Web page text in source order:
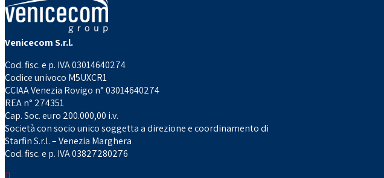
Venicecom S.r.l.
Cod. fisc. e p. IVA 03014640274
Codice univoco M5UXCR1
CCIAA Venezia Rovigo n° 03014640274
REA n° 274351
Cap. Soc. euro 200.000,00 i.v.
Società con socio unico soggetta a direzione e coordinamento di
Starfin S.r.l. – Venezia Marghera
Cod. fisc. e p. IVA 03827280276